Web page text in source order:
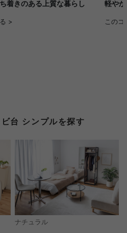
着きのある上質な暮らし
>
軽や
この
台 シンプルを探す
ナチュラル